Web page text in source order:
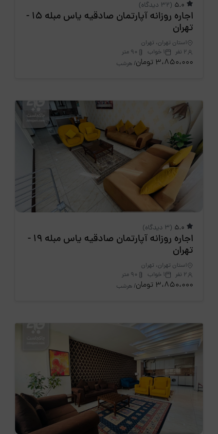
(32 دیدگاه)
اجاره روزانه آپارتمان صادقیه یاس مبله 15 -
تهران
استان تهران، تهران
2 نفر
1 خواب 90 متر
3،850،000 تومان / هرشب
(3 دیدگاه)
اجاره روزانه آپارتمان صادقیه یاس مبله 19 -
تهران
استان تهران، تهران
2 نفر
1 خواب 90 متر
3،850،000 تومان / هرشب